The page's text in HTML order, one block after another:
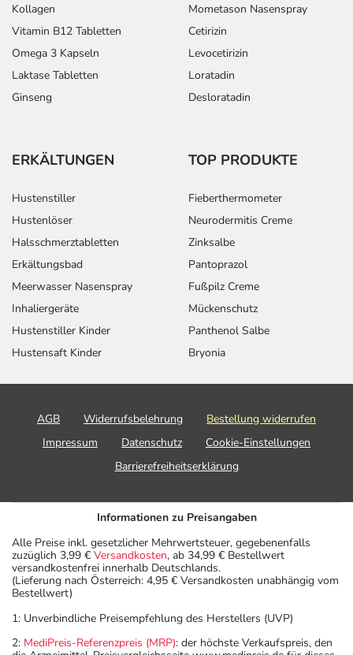
Kollagen
Vitamin B12 Tabletten
Omega 3 Kapseln
Laktase Tabletten
Ginseng
Mometason Nasenspray
Cetirizin
Levocetirizin
Loratadin
Desloratadin
ERKÄLTUNGEN
Hustenstiller
Hustenlöser
Halsschmerztabletten
Erkältungsbad
Meerwasser Nasenspray
Inhaliergeräte
Hustenstiller Kinder
Hustensaft Kinder
TOP PRODUKTE
Fieberthermometer
Neurodermitis Creme
Zinksalbe
Pantoprazol
Fußpilz Creme
Mückenschutz
Panthenol Salbe
Bryonia
AGB Widerrufsbelehrung
Bestellung widerrufen
Impressum
Datenschutz
Cookie-Einstellungen
Barrierefreiheitserklärung
Informationen zu Preisangaben
Alle Preise inkl. gesetzlicher Mehrwertsteuer, gegebenenfalls
zuzüglich 3,99 € Versandkosten, ab 34,99 € Bestellwert
versandkostenfrei innerhalb Deutschlands.
(Lieferung nach Österreich: 4,95 € Versandkosten unabhängig vom
Bestellwert)
1: Unverbindliche Preisempfehlung des Herstellers (UVP)
2: MediPreis-Referenzpreis (MRP): der höchste Verkaufspreis, den